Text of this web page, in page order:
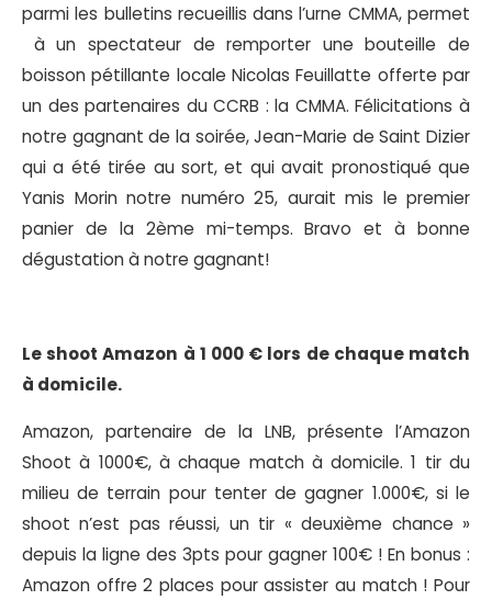
parmi les bulletins recueillis dans l’urne CMMA, permet
à un spectateur de remporter une bouteille de
boisson pétillante locale Nicolas Feuillatte offerte par
un des partenaires du CCRB : la CMMA. Félicitations à
notre gagnant de la soirée, Jean-Marie de Saint Dizier
qui a été tirée au sort, et qui avait pronostiqué que
Yanis Morin notre numéro 25, aurait mis le premier
panier de la 2ème mi-temps. Bravo et à bonne
dégustation à notre gagnant!
Le shoot Amazon à 1 000 € lors de chaque match
à domicile.
Amazon, partenaire de la LNB, présente l’Amazon
Shoot à 1000€, à chaque match à domicile. 1 tir du
milieu de terrain pour tenter de gagner 1.000€, si le
shoot n’est pas réussi, un tir « deuxième chance »
depuis la ligne des 3pts pour gagner 100€ ! En bonus :
Amazon offre 2 places pour assister au match ! Pour